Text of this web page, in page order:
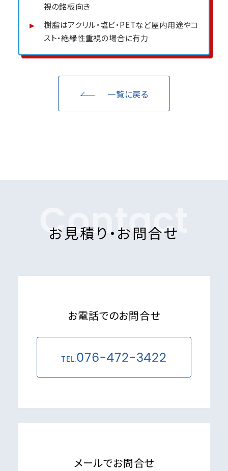
視の銘板向き
樹脂はアクリル・塩ビ・PETなど屋内用途やコ
スト・絶縁性重視の場合に有力
一覧に戻る
お見積り・お問合せ
お電話でのお問合せ
TEL.076-472-3422
メールでお問合せ
Contact